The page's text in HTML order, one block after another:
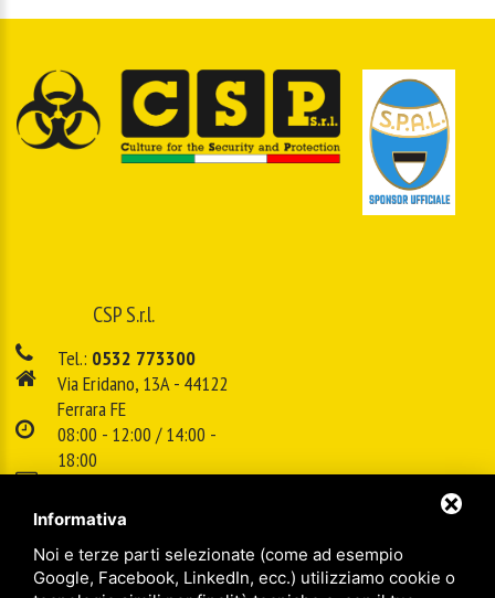
CSP S.r.l.
Tel.: 0532 773300
Via Eridano, 13A - 44122
Ferrara FE
08:00 - 12:00 / 14:00 -
18:00
info@cspsrl.biz
Sitemap / Privacy policy/Legal
Informativa
Noi e terze parti selezionate (come ad esempio
Google, Facebook, LinkedIn, ecc.) utilizziamo cookie o